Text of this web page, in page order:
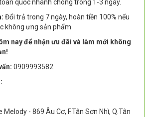
quốc nhanh chóng trong 1-3 ngày.
Đổi trả trong 7 ngày, hoàn tiền 100% nếu
không ưng sản phẩm
nay để nhận ưu đãi và làm mới không
0909993582
- 869 Âu Cơ, F.Tân Sơn Nhì, Q.Tân